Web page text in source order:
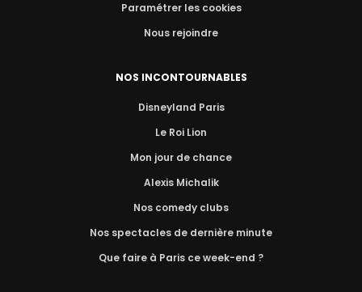
Paramétrer les cookies
Nous rejoindre
NOS INCONTOURNABLES
Disneyland Paris
Le Roi Lion
Mon jour de chance
Alexis Michalik
Nos comedy clubs
Nos spectacles de dernière minute
Que faire à Paris ce week-end ?